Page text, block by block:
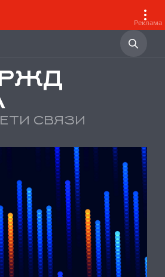
Реклама
СВЯЗИ